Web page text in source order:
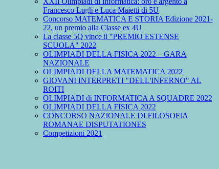
Francesco Lugli e Luca Maietti di 5U
Concorso MATEMATICA E STORIA Edizione 2021-
22, un premio alla Classe ex 4U
La classe 5Q vince il "PREMIO ESTENSE
SCUOLA" 2022
OLIMPIADI DELLA FISICA 2022 – GARA
NAZIONALE
OLIMPIADI DELLA MATEMATICA 2022
GIOVANI INTERPRETI "DELL'INFERNO" AL
ROITI
OLIMPIADI di INFORMATICA A SQUADRE 2022
OLIMPIADI DELLA FISICA 2022
CONCORSO NAZIONALE DI FILOSOFIA
ROMANAE DISPUTATIONES
Competizioni 2021